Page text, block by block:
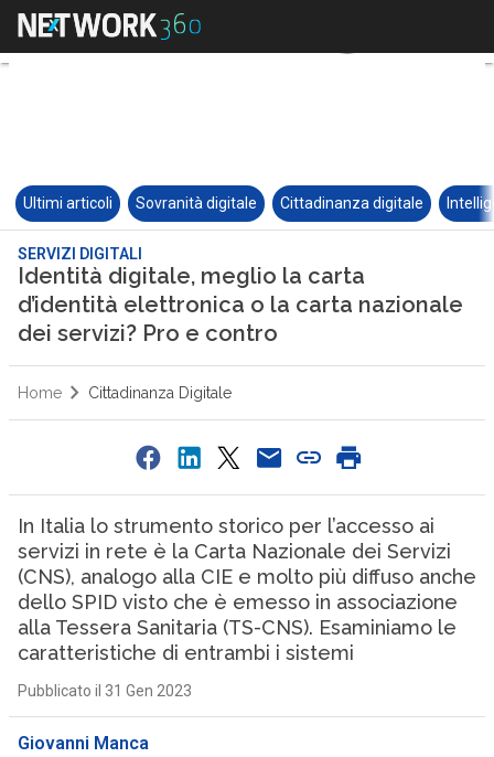
Ultimi articoli Sovranità digitale Cittadinanza digitale
SERVIZI DIGITALI
Identità digitale, meglio la carta
d’identità elettronica o la carta nazionale
dei servizi? Pro e contro
Home Cittadinanza Digitale
In Italia lo strumento storico per l’accesso ai
servizi in rete è la Carta Nazionale dei Servizi
(CNS), analogo alla CIE e molto più diffuso anche
dello SPID visto che è emesso in associazione
alla Tessera Sanitaria (TS-CNS). Esaminiamo le
caratteristiche di entrambi i sistemi
Pubblicato il 31 Gen 2023
Giovanni Manca